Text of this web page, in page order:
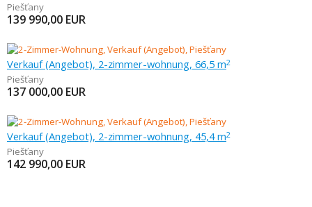
Piešťany
139 990,00 EUR
Verkauf (Angebot), 2-zimmer-wohnung, 66,5 m2
Piešťany
137 000,00 EUR
Verkauf (Angebot), 2-zimmer-wohnung, 45,4 m2
Piešťany
142 990,00 EUR